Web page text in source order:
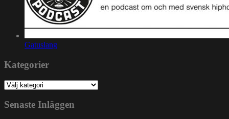
Gatuslang
Kategorier
Kategorier
Senaste Inläggen